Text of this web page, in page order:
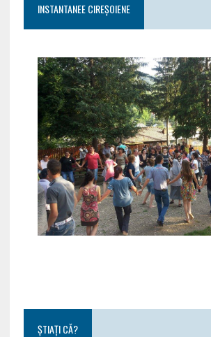
INSTANTANEE CIREȘOIENE
ȘTIAȚI CĂ?